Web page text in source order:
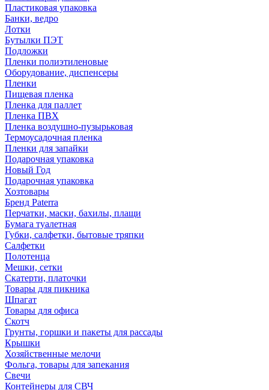
Пластиковая упаковка
Банки, ведро
Лотки
Бутылки ПЭТ
Подложки
Пленки полиэтиленовые
Оборудование, диспенсеры
Пленки
Пищевая пленка
Пленка для паллет
Пленка ПВХ
Пленка воздушно-пузырьковая
Термоусадочная пленка
Пленки для запайки
Подарочная упаковка
Новый Год
Подарочная упаковка
Хозтовары
Бренд Paterra
Перчатки, маски, бахилы, плащи
Бумага туалетная
Губки, салфетки, бытовые тряпки
Салфетки
Полотенца
Мешки, сетки
Скатерти, платочки
Товары для пикника
Шпагат
Товары для офиса
Скотч
Грунты, горшки и пакеты для рассады
Крышки
Хозяйственные мелочи
Фольга, товары для запекания
Свечи
Контейнеры для СВЧ